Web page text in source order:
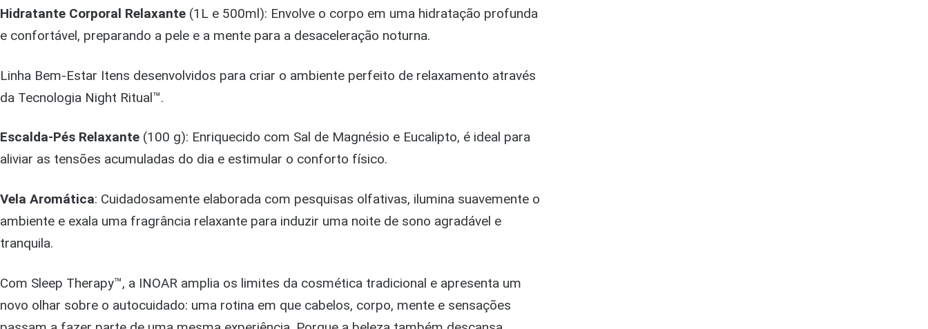
Hidratante Corporal Relaxante (1L e 500ml): Envolve o corpo em uma hidratação profunda
e confortável, preparando a pele e a mente para a desaceleração noturna.
Linha Bem-Estar Itens desenvolvidos para criar o ambiente perfeito de relaxamento através
da Tecnologia Night Ritual™.
Escalda-Pés Relaxante (100 g): Enriquecido com Sal de Magnésio e Eucalipto, é ideal para
aliviar as tensões acumuladas do dia e estimular o conforto físico.
Vela Aromática: Cuidadosamente elaborada com pesquisas olfativas, ilumina suavemente o
ambiente e exala uma fragrância relaxante para induzir uma noite de sono agradável e
tranquila.
Com Sleep Therapy™, a INOAR amplia os limites da cosmética tradicional e apresenta um
novo olhar sobre o autocuidado: uma rotina em que cabelos, corpo, mente e sensações